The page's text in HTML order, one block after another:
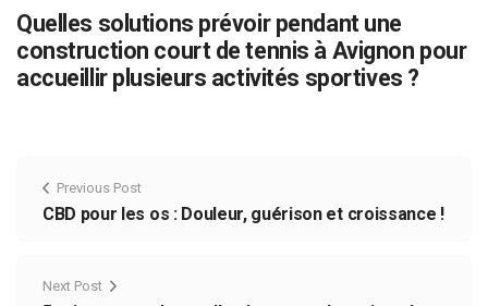
Quelles solutions prévoir pendant une
construction court de tennis à Avignon pour
accueillir plusieurs activités sportives ?
Previous Post
CBD pour les os : Douleur, guérison et croissance !
Next Post